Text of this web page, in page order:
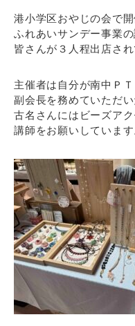
港小学区おやじの会で
ふれあいサンデー事業
皆さんが３人程出店され
主催者は自分が南中Ｐ
副会長を務めていただい
古名さんにはビーズア
講師をお願いしています